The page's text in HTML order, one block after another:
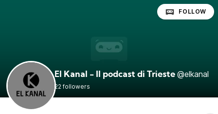
El Kanal - Il podcast di Trieste @elkanal
22 followers
FOLLOW